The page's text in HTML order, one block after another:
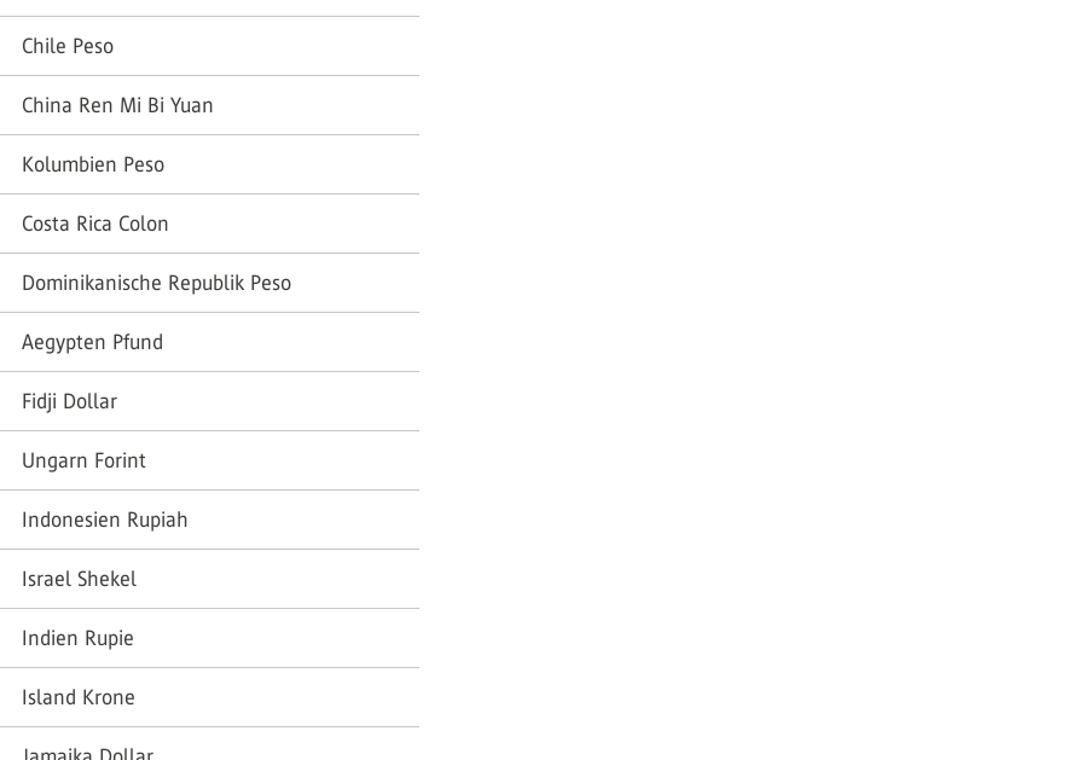
Chile Peso
China Ren Mi Bi Yuan
Kolumbien Peso
Costa Rica Colon
Dominikanische Republik Peso
Aegypten Pfund
Fidji Dollar
Ungarn Forint
Indonesien Rupiah
Israel Shekel
Indien Rupie
Island Krone